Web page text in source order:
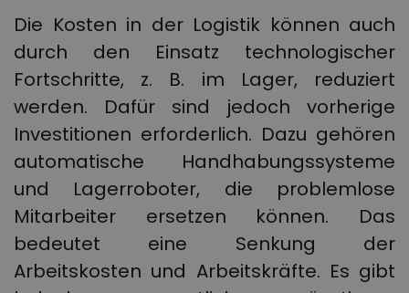
Die Kosten in der Logistik können auch
durch den Einsatz technologischer
Fortschritte, z. B. im Lager, reduziert
werden. Dafür sind jedoch vorherige
Investitionen erforderlich. Dazu gehören
automatische Handhabungssysteme
und Lagerroboter, die problemlose
Mitarbeiter ersetzen können. Das
bedeutet eine Senkung der
Arbeitskosten und Arbeitskräfte. Es gibt